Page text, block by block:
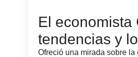
El economista
tendencias y
Ofreció una mirada sobre